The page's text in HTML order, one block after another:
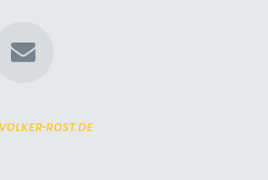
volker-rost.de